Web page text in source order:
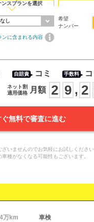
ンスプランを選択
なし
ンに含まれる内容
希望
ナンバー
自賠責 コミ 手数料 コ
ネット割
適用価格
月額 2 9 , 2
ぐ無料で審査に進む
いませんのでお気軽にお試しください
種がなくなる可能性もございます。
万km 車検